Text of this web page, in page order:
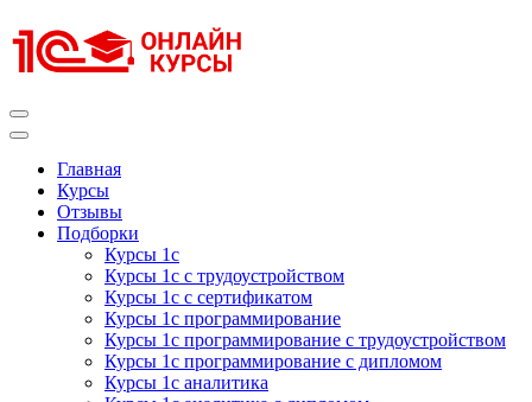
к
содержимому
Главная
Курсы
Отзывы
Подборки
Курсы 1с
Курсы 1с с трудоустройством
Курсы 1с с сертификатом
Курсы 1с программирование
Курсы 1с программирование с трудоустройством
Курсы 1с программирование с дипломом
Курсы 1с аналитика